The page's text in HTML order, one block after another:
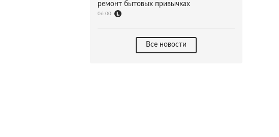
ремонт бытовых привычках
06:00
Все новости